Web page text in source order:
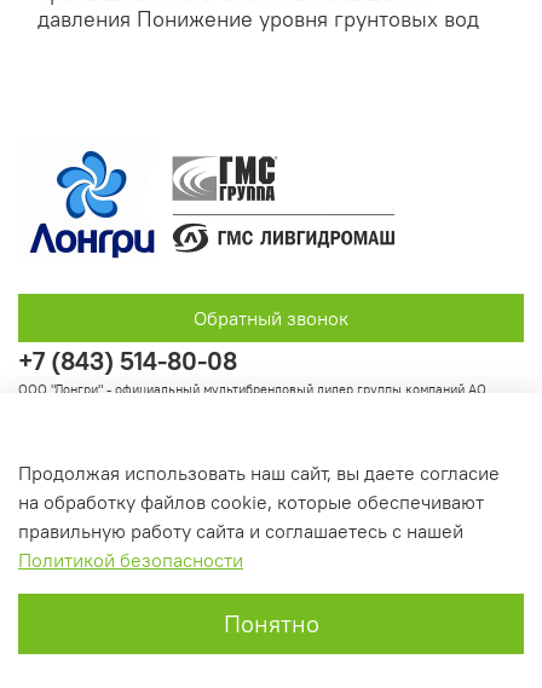
давления Понижение уровня грунтовых вод
Информация
+7 (843) 514-80-08
ООО "Лонгри" - официальный мультибрендовый дилер группы компаний АО
Обратный звонок
Продолжая использовать наш сайт, вы даете согласие
на обработку файлов cookie, которые обеспечивают
правильную работу сайта и соглашаетесь с нашей
Политикой безопасности
Понятно